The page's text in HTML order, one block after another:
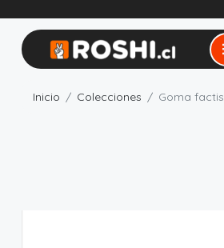
Inicio Colecciones Goma factis